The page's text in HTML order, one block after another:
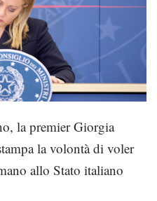
la premier Giorgia
la volontà di voler
allo Stato italiano